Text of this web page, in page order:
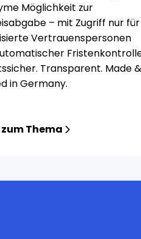
Möglichkeit zur
– mit Zugriff nur für
Vertrauenspersonen
Transparent. Made &
in Germany.
Thema